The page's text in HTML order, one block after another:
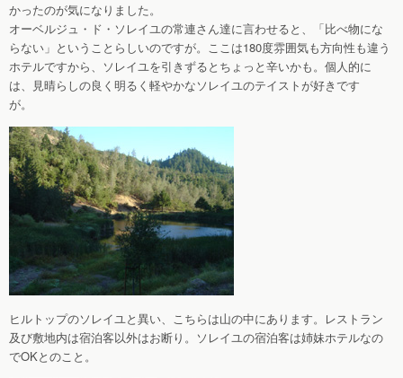
かったのが気になりました。
オーベルジュ・ド・ソレイユの常連さん達に言わせると、「比べ物にな
らない」ということらしいのですが。ここは180度雰囲気も方向性も違う
ホテルですから、ソレイユを引きずるとちょっと辛いかも。個人的に
は、見晴らしの良く明るく軽やかなソレイユのテイストが好きです
が。
ヒルトップのソレイユと異い、こちらは山の中にあります。レストラン
及び敷地内は宿泊客以外はお断り。ソレイユの宿泊客は姉妹ホテルなの
でOKとのこと。